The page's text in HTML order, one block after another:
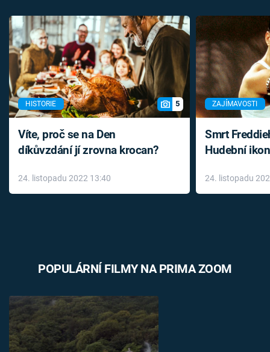
HISTORIE 5
Víte, proč se na Den
díkůvzdání jí zrovna krocan?
24. listopadu 2022 13:40
ZAJÍMAVOSTI
Smrt
Hudební
léky
24. listopadu
POPULÁRNÍ FILMY NA PRIMA ZOOM